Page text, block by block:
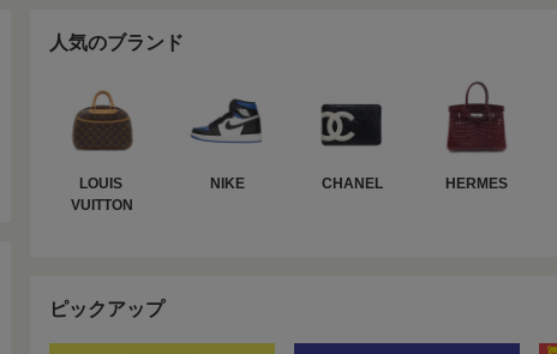
人気のブランド
LOUIS
VUITTON
NIKE CHANEL HERMES
ピックアップ